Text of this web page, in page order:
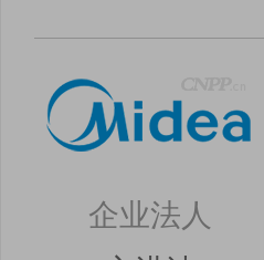
业排序不分先后，仅
企业法人